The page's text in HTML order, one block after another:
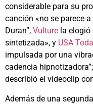
considerable para su
canción «no se parece
Duran”, Vulture la
sintetizada», y USA
impulsada por una
cadencia
describió el videoclip
Además de una